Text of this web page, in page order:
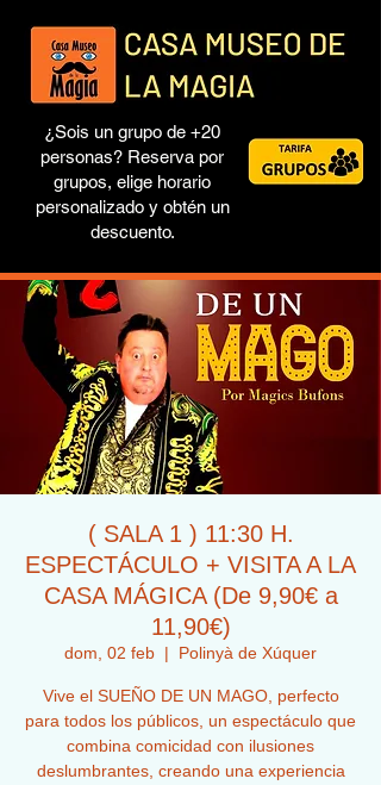
¿Sois un grupo de +20
personas? Reserva por
grupos, elige horario
personalizado y obtén un
descuento.
( SALA 1 ) 11:30 H.
ESPECTÁCULO + VISITA A LA
CASA MÁGICA (De 9,90€ a
11,90€)
dom, 02 feb
  |
Polinyà de Xúquer
Vive el SUEÑO DE UN MAGO, perfecto
para todos los públicos, un espectáculo que
combina comicidad con ilusiones
deslumbrantes, creando una experiencia